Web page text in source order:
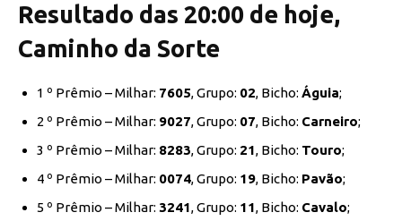
Resultado das 20:00 de hoje,
Caminho da Sorte
1 º Prêmio – Milhar: 7605, Grupo: 02, Bicho: Águia;
2 º Prêmio – Milhar: 9027, Grupo: 07, Bicho: Carneiro;
3 º Prêmio – Milhar: 8283, Grupo: 21, Bicho: Touro;
4 º Prêmio – Milhar: 0074, Grupo: 19, Bicho: Pavão;
5 º Prêmio – Milhar: 3241, Grupo: 11, Bicho: Cavalo;